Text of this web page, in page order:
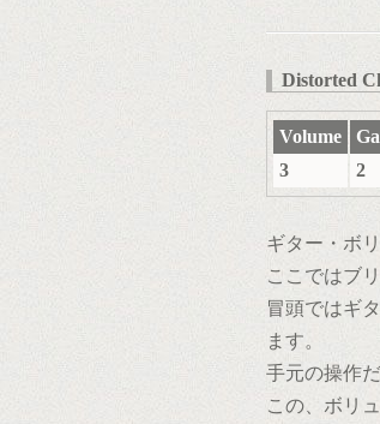
Distorted
Volume
3
2
ギター・ボ
ここではブ
冒頭ではギ
ます。
手元の操作
この、ボリ